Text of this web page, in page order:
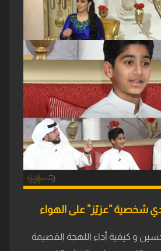
شخصية “عزيّز” على الهواء
و كيفية أداء اللهجة القصيمة